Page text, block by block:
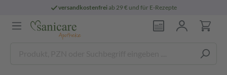
versandkostenfreiab 29 € und für E-Rezepte